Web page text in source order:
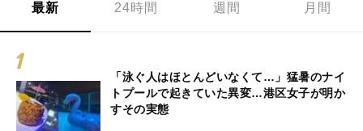
最新 24時間 週間 月間
「泳ぐ人はほとんどいなくて…」猛暑のナイ
トプールで起きていた異変…港区女子が明か
すその実態